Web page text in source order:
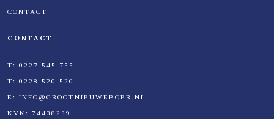
CONTACT
CONTACT
T: 0227 545 755
T: 0228 520 520
E: INFO@GROOTNIEUWEBOER.NL
KVK: 74438239